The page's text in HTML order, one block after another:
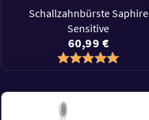
Schallzahnbürste Saphire
Sensitive
60,99 €